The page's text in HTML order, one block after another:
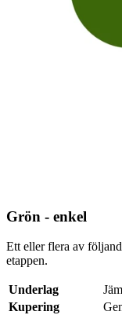
Grön - enkel
Ett eller flera av
etappen.
Underlag
Kupering